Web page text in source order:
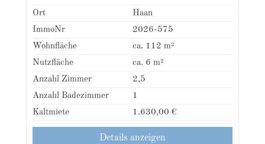
Ort
Haan
ImmoNr
2026-575
Wohnfläche
ca. 112 m²
Nutzfläche
ca. 6 m²
Anzahl Zimmer
2,5
Anzahl Badezimmer
1
Kaltmiete
1.630,00 €
Details anzeigen